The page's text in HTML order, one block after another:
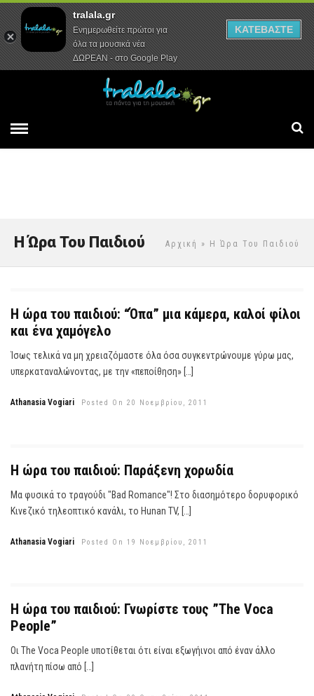
Αρχική Συνεντεύξεις Ρεπορτάζ
Αρχική » Η Ώρα Του Παιδιού
Η Ώρα Του Παιδιού
Η ώρα του παιδιού: “Όπα” μια κάμερα, καλοί φίλοι
και ένα χαμόγελο
Ίσως τελικά να μη χρειαζόμαστε όλα όσα συγκεντρώνουμε γύρω μας,
υπερκαταναλώνοντας, με την «πεποίθηση» […]
Athanasia Vogiari Posted On 20 Νοεμβρίου, 2011
Η ώρα του παιδιού: Παράξενη χορωδία
Μα φυσικά το τραγούδι "Bad Romance"! Στο διασημότερο δορυφορικό
Κινεζικό τηλεοπτικό κανάλι, το Hunan TV, […]
Athanasia Vogiari Posted On 19 Νοεμβρίου, 2011
Η ώρα του παιδιού: Γνωρίστε τους ”The Voca
People”
Οι The Voca People υποτίθεται ότι είναι εξωγήινοι από έναν άλλο
πλανήτη πίσω από […]
tralala.gr
Ενημερωθείτε πρώτοι για
όλα τα μουσικά νέα
ΔΩΡΕΑΝ - στο Google Play
ΚΑΤΕΒΑΣΤΕ